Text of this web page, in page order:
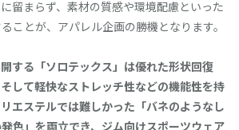
留まらず、素材の質感や環境配慮といった
ことが、アパレル企画の勝機となります。
する「ソロテックス」は優れた形状回復
して軽快なストレッチ性などの機能性を持
エステルでは難しかった「バネのようなし
色」を両立でき、ジム向けスポーツウェア